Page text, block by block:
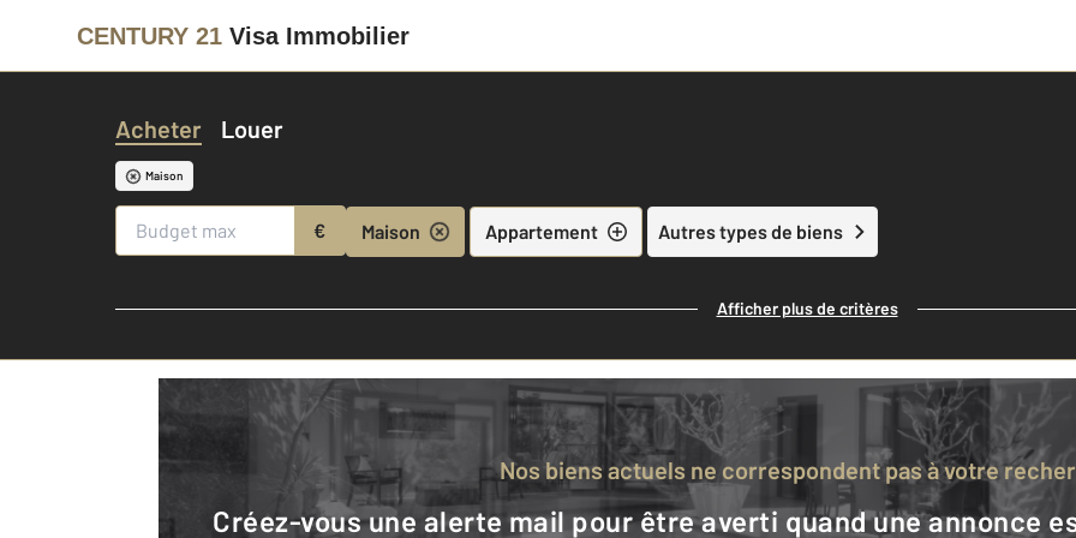
CENTURY 21 Visa Immobilier
Acheter Louer
Maison
€ Maison Appartement Autres types de biens
Afficher plus de critères
Nos biens actuels ne correspondent pas à votre
Créez-vous une alerte mail pour être averti quand une annonce est en ligne et consultez la